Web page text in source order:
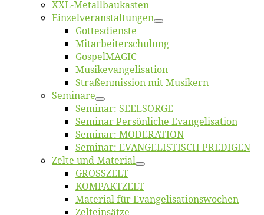
XXL-Me­­tal­l­­bau­­kas­­ten
Einzelver­an­stal­tungen
Got­tes­diens­te
Mitarbeiter­schulung
Gos­pel­MA­GIC
Musikevan­ge­li­sa­tion
Straßenmis­sion mit Musikern
Se­mi­na­re
Se­mi­nar: SEELSORGE
Se­mi­nar Per­sön­li­che Evangelisation
Se­mi­nar: MODERATION
Se­mi­nar: EVANGELISTISCH PREDIGEN
Zel­te und Material
GROSSZELT
KOMPAKTZELT
Ma­te­ri­al für Evangelisationswochen
Zelt­ein­sät­ze